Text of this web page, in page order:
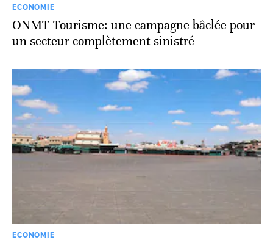
ECONOMIE
ONMT-Tourisme: une campagne bâclée pour
un secteur complètement sinistré
ECONOMIE